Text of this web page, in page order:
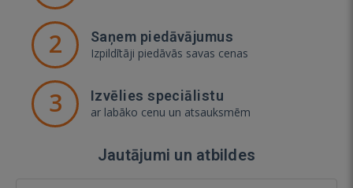
2 Saņem piedāvājumus
Izpildītāji piedāvās savas cenas
3 Izvēlies speciālistu
ar labāko cenu un atsauksmēm
Jautājumi un atbildes